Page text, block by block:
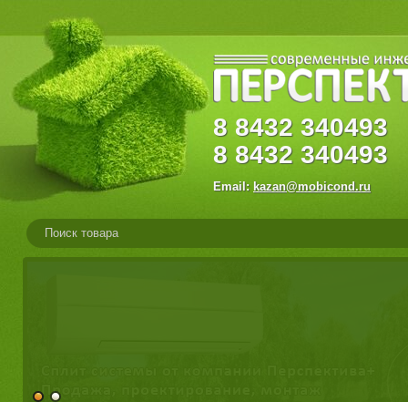
8 8432
8 8432 340493
Email: kazan@mobicond.ru